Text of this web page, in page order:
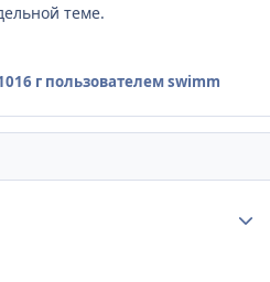
теме.
16 гпользователем swimm